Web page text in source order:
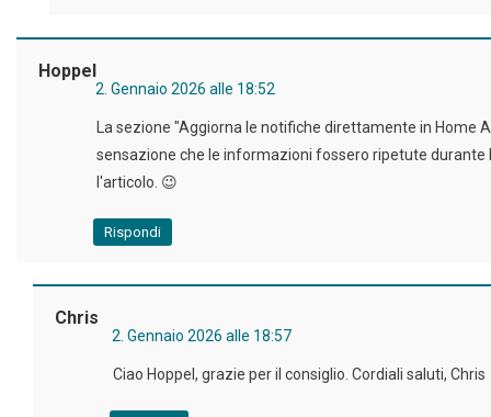
Hoppel
2. Gennaio 2026 alle 18:52
La sezione "Aggiorna le notifiche direttamente in Home
sensazione che le informazioni fossero ripetute
l'articolo. 😉
Rispondi
Chris
2. Gennaio 2026 alle 18:57
Ciao Hoppel, grazie per il consiglio. Cordiali saluti, Chris